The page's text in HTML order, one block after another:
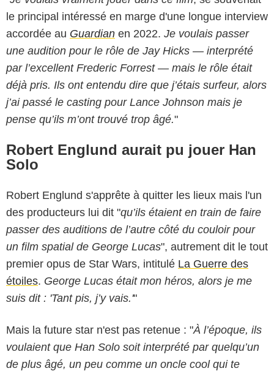
le principal intéressé en marge d'une longue interview
accordée au Guardian en 2022. Je voulais passer
une audition pour le rôle de Jay Hicks — interprété
par l’excellent Frederic Forrest — mais le rôle était
déjà pris. Ils ont entendu dire que j’étais surfeur, alors
j’ai passé le casting pour Lance Johnson mais je
pense qu’ils m’ont trouvé trop âgé."
Robert Englund aurait pu jouer Han
Solo
Robert Englund s'apprête à quitter les lieux mais l'un
des producteurs lui dit "qu’ils étaient en train de faire
passer des auditions de l’autre côté du couloir pour
un film spatial de George Lucas", autrement dit le tout
premier opus de Star Wars, intitulé La Guerre des
étoiles. George Lucas était mon héros, alors je me
suis dit : 'Tant pis, j’y vais.'"
Mais la future star n'est pas retenue : "À l’époque, ils
voulaient que Han Solo soit interprété par quelqu’un
de plus âgé, un peu comme un oncle cool qui te